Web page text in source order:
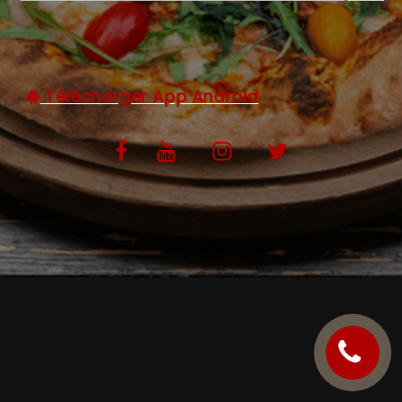
C.G.V
Télécharger App Android